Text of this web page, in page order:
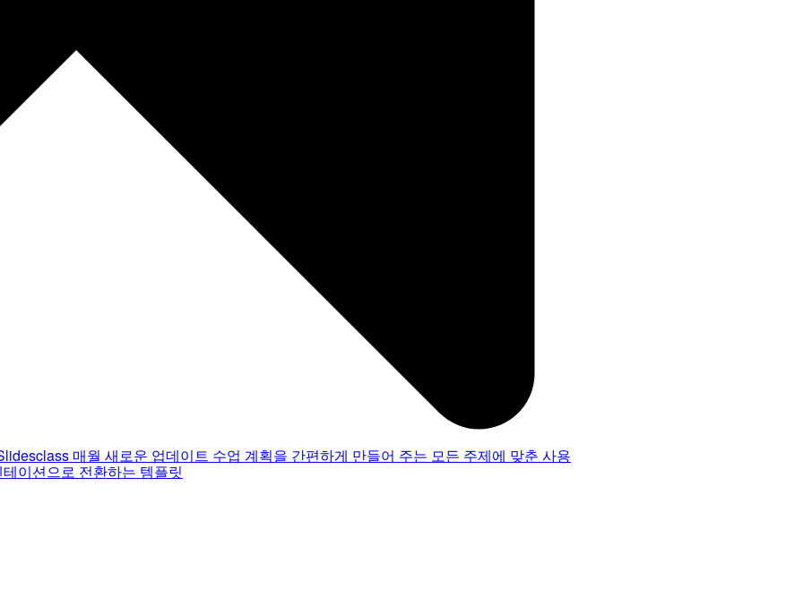
매월 새로운 업데이트 수업 계획을 간편하게 만들어 주는 모든 주제에 맞춘 사용
이션으로 전환하는 템플릿